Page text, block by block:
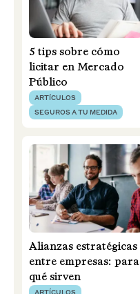
5 tips sobre cómo
licitar en Mercado
Público
ARTÍCULOS
SEGUROS A TU MEDIDA
Alianzas estratégicas
entre empresas: para
qué sirven
ARTÍCULOS